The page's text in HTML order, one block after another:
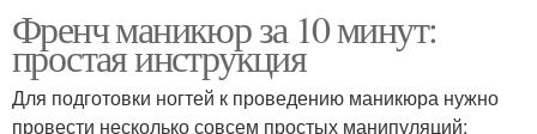
Френч маникюр за 10 минут:
простая инструкция
Для подготовки ногтей к проведению маникюра нужно
провести несколько совсем простых манипуляций: